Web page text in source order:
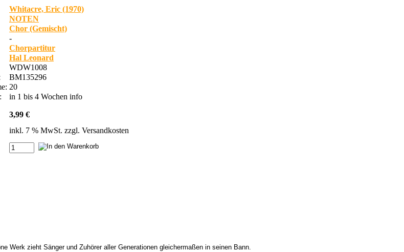
Whitacre, Eric (1970)
NOTEN
Chor (Gemischt)
-
Chorpartitur
Hal Leonard
WDW1008
BM135296
20
in 1 bis 4 Wochen info
3,99 €
inkl. 7 % MwSt. zzgl. Versandkosten
Werk zieht Sänger und Zuhörer aller Generationen gleichermaßen in seinen Bann.